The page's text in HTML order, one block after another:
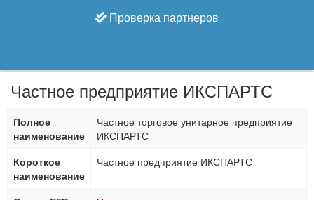
Проверка партнеров
Частное предприятие ИКСПАРТС
Полное
наименование
Частное торговое унитарное предприятие
ИКСПАРТС
Короткое
наименование
Частное предприятие ИКСПАРТС